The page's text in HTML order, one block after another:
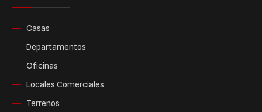
Casas
Departamentos
Oficinas
Locales Comerciales
Terrenos